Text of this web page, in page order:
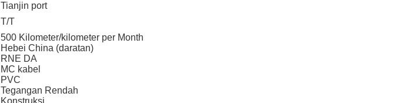
Tianjin port
T/T
500 Kilometer/kilometer per Month
Hebei China (daratan)
RNE DA
MC kabel
PVC
Tegangan Rendah
Konstruksi